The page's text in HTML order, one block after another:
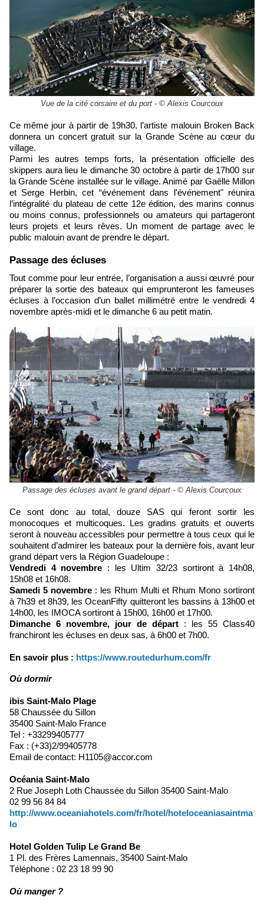
Vue de la cité corsaire et du port - © Alexis Courcoux
Ce même jour à partir de 19h30, l’artiste malouin Broken Back
donnera un concert gratuit sur la Grande Scène au cœur du
village.
Parmi les autres temps forts, la présentation officielle des
skippers aura lieu le dimanche 30 octobre à partir de 17h00 sur
la Grande Scène installée sur le village. Animé par Gaëlle Millon
et Serge Herbin, cet “événement dans l'événement" réunira
l’intégralité du plateau de cette 12e édition, des marins connus
ou moins connus, professionnels ou amateurs qui partageront
leurs projets et leurs rêves. Un moment de partage avec le
public malouin avant de prendre le départ.
​Passage des écluses
Tout comme pour leur entrée, l’organisation a aussi œuvré pour
préparer la sortie des bateaux qui emprunteront les fameuses
écluses à l’occasion d’un ballet millimétré entre le vendredi 4
novembre après-midi et le dimanche 6 au petit matin.
Passage des écluses avant le grand départ - © Alexis Courcoux
Ce sont donc au total, douze SAS qui feront sortir les
monocoques et multicoques. Les gradins gratuits et ouverts
seront à nouveau accessibles pour permettre à tous ceux qui le
souhaitent d’admirer les bateaux pour la dernière fois, avant leur
grand départ vers la Région Guadeloupe :
Vendredi 4 novembre : les Ultim 32/23 sortiront à 14h08,
15h08 et 16h08.
Samedi 5 novembre : les Rhum Multi et Rhum Mono sortiront
à 7h39 et 8h39, les OceanFifty quitteront les bassins à 13h00 et
14h00, les IMOCA sortiront à 15h00, 16h00 et 17h00.
Dimanche 6 novembre, jour de départ : les 55 Class40
franchiront les écluses en deux sas, à 6h00 et 7h00.
​En savoir plus : https://www.routedurhum.com/fr
Où dormir
ibis Saint-Malo Plage
58 Chaussée du Sillon
35400 Saint-Malo France
Tel : +33299405777
Fax : (+33)2/99405778
Email de contact: H1105@accor.com
Océania Saint-Malo
2 Rue Joseph Loth Chaussée du Sillon 35400 Saint-Malo
02 99 56 84 84
http://www.oceaniahotels.com/fr/hotel/hoteloceaniasaintma
lo
Hotel Golden Tulip Le Grand Be
1 Pl. des Frères Lamennais, 35400 Saint-Malo
Téléphone : 02 23 18 99 90
Où manger ?